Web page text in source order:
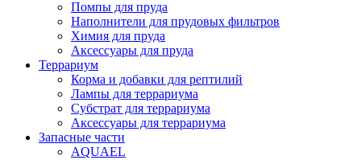
Помпы для пруда
Наполнители для прудовых фильтров
Химия для пруда
Аксессуары для пруда
Террариум
Корма и добавки для рептилий
Лампы для террариума
Субстрат для террариума
Аксессуары для террариума
Запасные части
AQUAEL